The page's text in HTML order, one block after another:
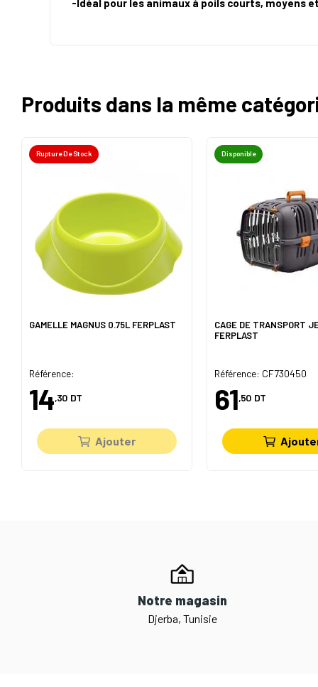
-Idéal pour les animaux à poils courts, moyens
Produits dans la même
Rupture De Stock
GAMELLE MAGNUS 0.75L FERPLAST
Référence:
14,30 DT
Ajouter
Disponible
CAGE DE TRANSPORT
FERPLAST
Référence: CF730450
61,50 DT
Notre magasin
Djerba, Tunisie